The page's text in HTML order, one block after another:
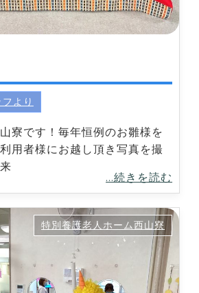
より
寮です！毎年恒例のお雛様を
用者様にお越し頂き写真を撮
...続きを読む
特別養護老人ホーム西山寮